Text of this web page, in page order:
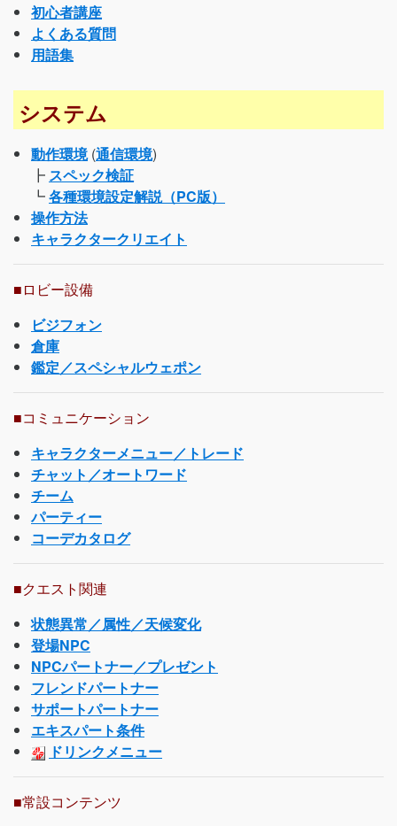
初心者講座
よくある質問
用語集
システム
動作環境(通信環境)
┣ スペック検証
┗各種環境設定解説（PC版）
操作方法
キャラクタークリエイト
■ロビー設備
ビジフォン
倉庫
鑑定／スペシャルウェポン
■コミュニケーション
キャラクターメニュー／トレード
チャット／オートワード
チーム
パーティー
コーデカタログ
■クエスト関連
状態異常／属性／天候変化
登場NPC
NPCパートナー／プレゼント
フレンドパートナー
サポートパートナー
エキスパート条件
ドリンクメニュー
■常設コンテンツ